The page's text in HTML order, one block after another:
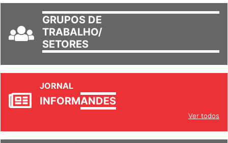
GRUPOS DE
TRABALHO/
SETORES
JORNAL
INFORMANDES
Ver todos